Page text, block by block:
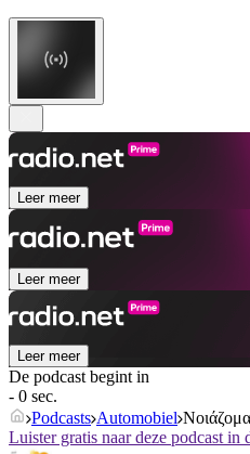
Leer meer
Leer meer
Leer meer
De podcast begint in
- 0 sec.
Podcasts Automobiel
Luister gratis naar deze podcast in